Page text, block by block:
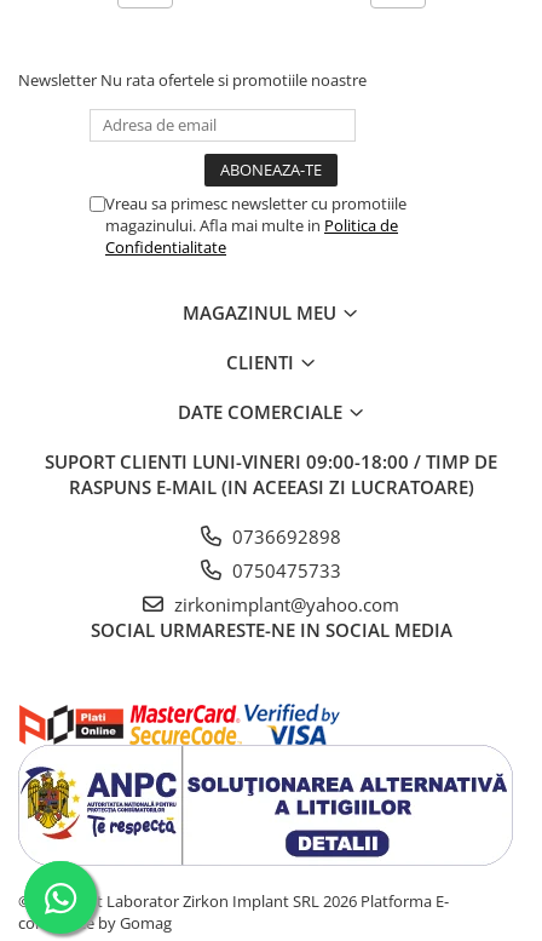
Newsletter Nu rata ofertele si promotiile noastre
Vreau sa primesc newsletter cu promotiile
magazinului. Afla mai multe in Politica de
Confidentialitate
MAGAZINUL MEU
CLIENTI
DATE COMERCIALE
SUPORT CLIENTI LUNI-VINERI 09:00-18:00 / TIMP DE
RASPUNS E-MAIL (IN ACEEASI ZI LUCRATOARE)
0736692898
0750475733
zirkonimplant@yahoo.com
SOCIAL URMARESTE-NE IN SOCIAL MEDIA
©Copyright Laborator Zirkon Implant SRL 2026 Platforma E-
commerce by Gomag